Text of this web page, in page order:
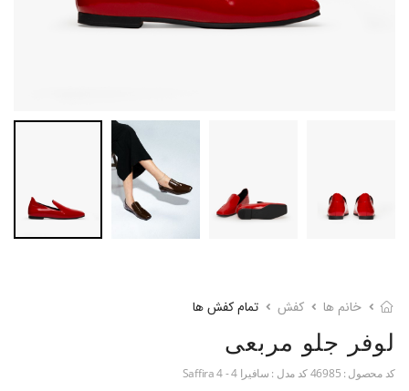
خانم ها کفش تمام کفش ها
لوفر جلو مربعی
کد محصول : 46985کد مدل : سافیرا 4 - Saffira 4